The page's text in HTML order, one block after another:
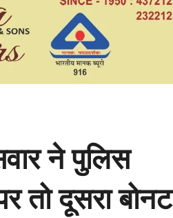
ने पुलिस
तो दूसरा बोनट